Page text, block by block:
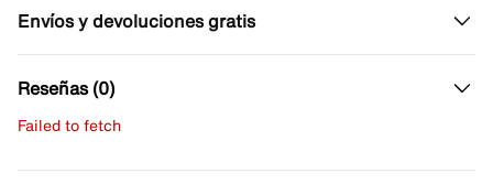
Envíos y devoluciones gratis
Reseñas (0)
Failed to fetch